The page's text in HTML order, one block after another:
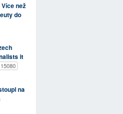
než
do
it
15080
na